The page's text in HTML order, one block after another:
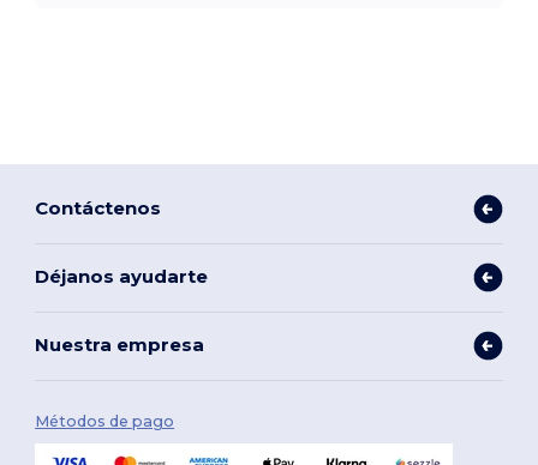
Contáctenos
Déjanos ayudarte
Nuestra empresa
Métodos de pago